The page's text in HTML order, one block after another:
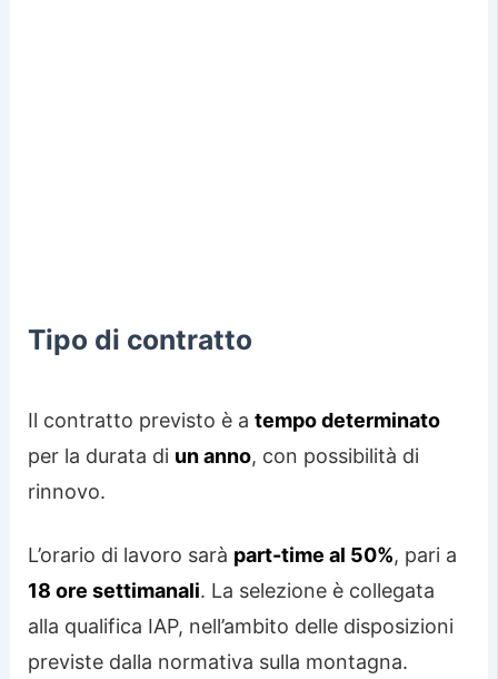
Tipo di contratto
Il contratto previsto è atempo determinato
per la durata di un anno, con possibilità di
rinnovo.
L’orario di lavoro sarà part-time al 50%, pari a
18 ore settimanali. La selezione è collegata
alla qualifica IAP, nell’ambito delle disposizioni
previste dalla normativa sulla montagna.